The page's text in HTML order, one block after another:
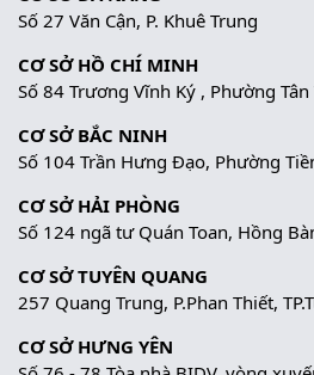
Số 27 Văn Cận, P. Khuê Trung
CƠ SỞ HỒ CHÍ MINH
Số 84 Trương Vĩnh Ký , Phường
CƠ SỞ BẮC NINH
Số 104 Trần Hưng Đạo, Phường
CƠ SỞ HẢI PHÒNG
Số 124 ngã tư Quán Toan, Hồng
CƠ SỞ TUYÊN QUANG
257 Quang Trung, P.Phan Thiết,
CƠ SỞ HƯNG YÊN